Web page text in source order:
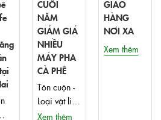
CUỐI
NĂM
GIẢM GIÁ
NHIỀU
MÁY PHA
CÀ PHÊ
Tôn cuộn -
Loại vật liệu
với nhiều
Xem thêm
GIAO
HÀNG
NƠI XA
Xem thêm